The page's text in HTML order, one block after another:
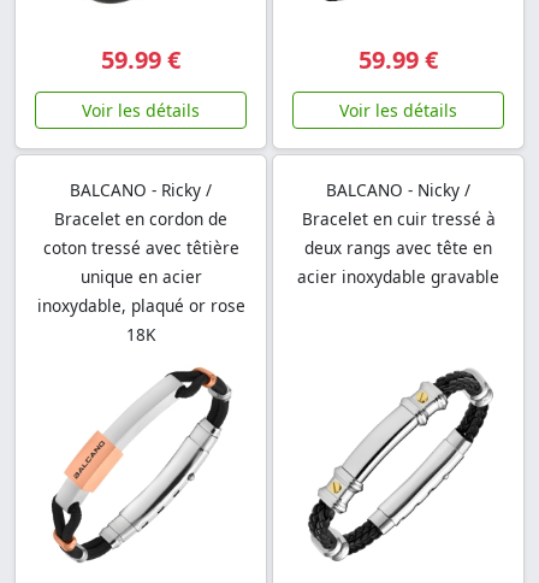
59.99 €
Voir les détails
59.99 €
Voir les détails
BALCANO - Ricky /
Bracelet en cordon de
coton tressé avec têtière
unique en acier
inoxydable, plaqué or rose
18K
BALCANO - Nicky /
Bracelet en cuir tressé à
deux rangs avec tête en
acier inoxydable gravable